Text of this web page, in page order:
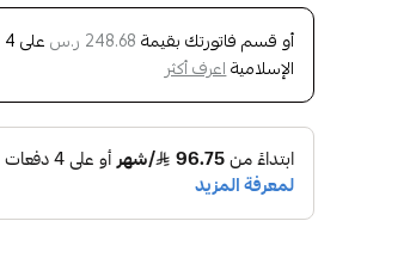
أو قسم فاتورتك بقيمة 248.68 ر.س على4
الإسلاميةاعرف أكثر